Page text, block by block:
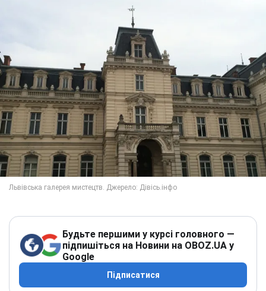
Будьте першими у курсі головного —
підпишіться на Новини на OBOZ.UA у
Google
Підписатися